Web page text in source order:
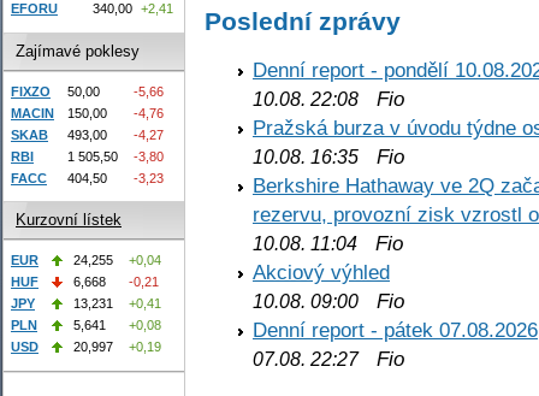
Poslední zprávy
Denní report - pondělí
10.08. 22:08 Fio
Pražská burza v úvodu týdne
10.08. 16:35 Fio
Berkshire Hathaway ve 2Q
rezervu, provozní zisk vzrostl
10.08. 11:04 Fio
Akciový výhled
10.08. 09:00 Fio
Denní report - pátek 07.08.2026
07.08. 22:27Fio
EFORU
340,00 +2,41
Zajímavé poklesy
FIXZO 50,00
-5,66
MACIN
150,00
-4,76
SKAB
493,00
-4,27
RBI
1 505,50
-3,80
FACC
404,50 -3,23
Kurzovní lístek
EUR 24,255
+0,04
HUF
6,668
-0,21
JPY
13,231
+0,41
PLN
5,641
+0,08
USD
20,997 +0,19